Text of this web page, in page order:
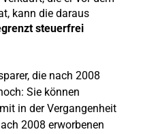
kann die daraus
steuerfrei
die nach 2008
Sie können
in der Vergangenheit
2008 erworbenen